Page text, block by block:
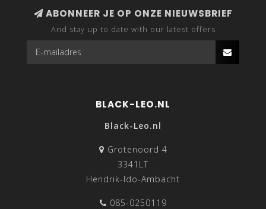
ABONNEER JE OP ONZE NIEUWSBRIEF
And stay up to date with our latest offers
BLACK-LEO.NL
Black-Leo.nl
Grotenoord 4
3341LT
Hendrik-Ido-Ambacht
085-0250119